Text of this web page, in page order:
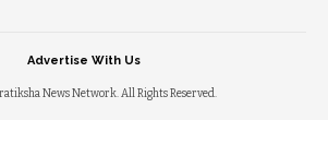
News Network. All Rights Reserved.
Advertise With Us